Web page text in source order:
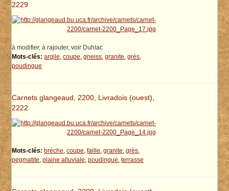
2229
à modifier, à rajouter, voir Duhlac
Mots-clés: argile,coupe,gneiss,granite,grès,
poudingue
Carnets glangeaud, 2200, Livradois (ouest),
2222
Mots-clés: brèche ,coupe ,faille ,granite ,grès
pegmatite ,plaine alluviale ,poudingue ,terrasse